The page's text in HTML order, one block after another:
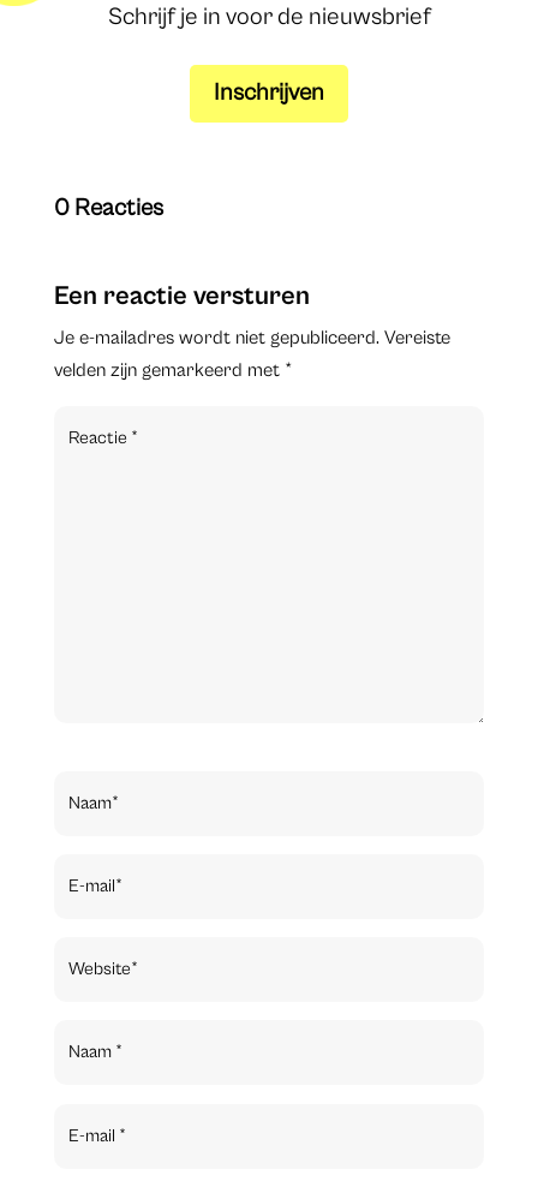
Schrijf je in voor de nieuwsbrief
Inschrijven
0 Reacties
Een reactie versturen
Je e-mailadres wordt niet gepubliceerd. Vereiste
velden zijn gemarkeerd met *